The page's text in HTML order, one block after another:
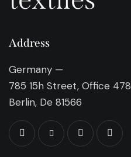
Address
Germany —
785 15h Street, Office 478
Berlin, De 81566